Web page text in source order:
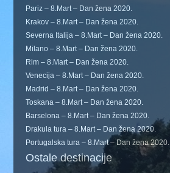
Pariz – 8.Mart – Dan žena 2020.
Krakov – 8.Mart – Dan žena 2020.
Severna Italija – 8.Mart – Dan žena 2020.
Milano – 8.Mart – Dan žena 2020.
Rim – 8.Mart – Dan žena 2020.
Venecija – 8.Mart – Dan žena 2020.
Madrid – 8.Mart – Dan žena 2020.
Toskana – 8.Mart – Dan žena 2020.
Barselona – 8.Mart – Dan žena 2020.
Drakula tura – 8.Mart – Dan žena 2020.
Portugalska tura – 8.Mart – Dan žena 2020.
Ostale destinacije